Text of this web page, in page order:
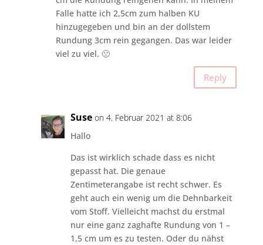
Falle hatte ich 2,5cm zum halben KU
hinzugegeben und bin an der dollstem
Rundung 3cm rein gegangen. Das war leider
viel zu viel. 🙁
Reply
Suse on 4. Februar 2021 at 8:06
Hallo
Das ist wirklich schade dass es nicht
gepasst hat. Die genaue
Zentimeterangabe ist recht schwer. Es
geht auch ein wenig um die Dehnbarkeit
vom Stoff. Vielleicht machst du erstmal
nur eine ganz zaghafte Rundung von 1 –
1,5 cm um es zu testen. Oder du nähst